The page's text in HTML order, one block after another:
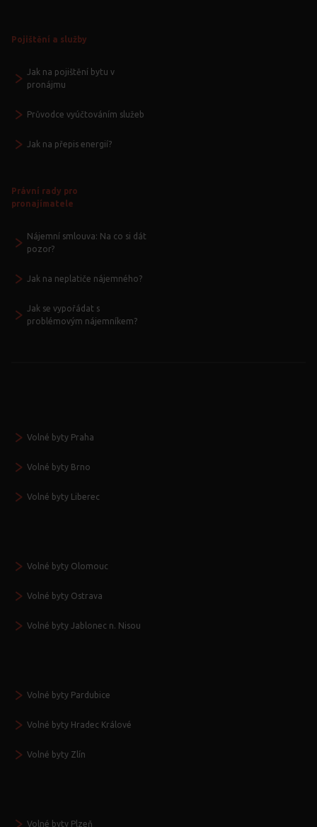
Pojištění a služby
Jak na pojištění bytu v
pronájmu
Průvodce vyúčtováním služeb
Jak na přepis energií?
Právní rady pro
pronajímatele
Nájemní smlouva: Na co si dát
pozor?
Jak na neplatiče nájemného?
Jak se vypořádat s
problémovým nájemníkem?
Volné byty Praha
Volné byty Brno
Volné byty Liberec
Volné byty Olomouc
Volné byty Ostrava
Volné byty Jablonec n. Nisou
Volné byty Pardubice
Volné byty Hradec Králové
Volné byty Zlín
Volné byty Plzeň